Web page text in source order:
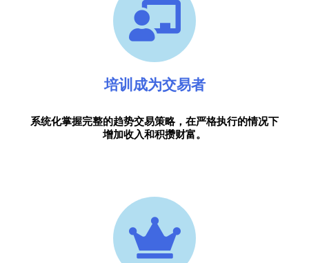
培训成为交易者
系统化掌握完整的趋势交易策略，在严格执行的情况下
增加收入和积攒财富。